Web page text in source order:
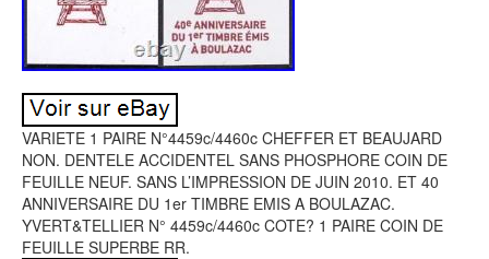
VARIETE 1 PAIRE N°4459c/4460c CHEFFER ET BEAUJARD
NON. DENTELE ACCIDENTEL SANS PHOSPHORE COIN DE
FEUILLE NEUF. SANS L’IMPRESSION DE JUIN 2010. ET 40
ANNIVERSAIRE DU 1er TIMBRE EMIS A BOULAZAC.
YVERT&TELLIER N° 4459c/4460c COTE? 1 PAIRE COIN DE
FEUILLE SUPERBE RR.